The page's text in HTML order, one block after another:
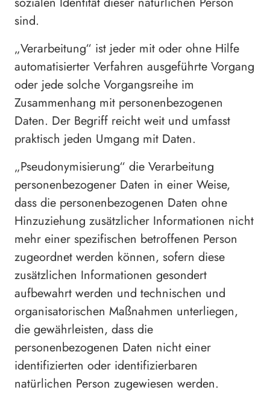
sind.
„Verarbeitung“ ist jeder mit oder ohne Hilfe
automatisierter Verfahren ausgeführte Vorgang
oder jede solche Vorgangsreihe im
Zusammenhang mit personenbezogenen
Daten. Der Begriff reicht weit und umfasst
praktisch jeden Umgang mit Daten.
„Pseudonymisierung“ die Verarbeitung
personenbezogener Daten in einer Weise,
dass die personenbezogenen Daten ohne
Hinzuziehung zusätzlicher Informationen nicht
mehr einer spezifischen betroffenen Person
zugeordnet werden können, sofern diese
zusätzlichen Informationen gesondert
aufbewahrt werden und technischen und
organisatorischen Maßnahmen unterliegen,
die gewährleisten, dass die
personenbezogenen Daten nicht einer
identifizierten oder identifizierbaren
natürlichen Person zugewiesen werden.